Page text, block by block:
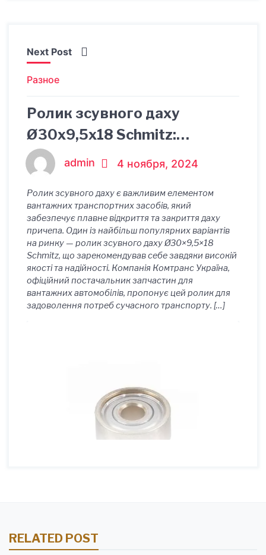
Next Post
Разное
Ролик зсувного даху
Ø30x9,5x18 Schmitz:
надійний вибір для
вантажних перевезень
admin 4 ноября, 2024
Ролик зсувного даху є важливим елементом
вантажних транспортних засобів, який
забезпечує плавне відкриття та закриття даху
причепа. Один із найбільш популярних варіантів
на ринку — ролик зсувного даху Ø30×9,5×18
Schmitz, що зарекомендував себе завдяки високій
якості та надійності. Компанія Комтранс Україна,
офіційний постачальник запчастин для
вантажних автомобілів, пропонує цей ролик для
задоволення потреб сучасного транспорту. […]
RELATED POST